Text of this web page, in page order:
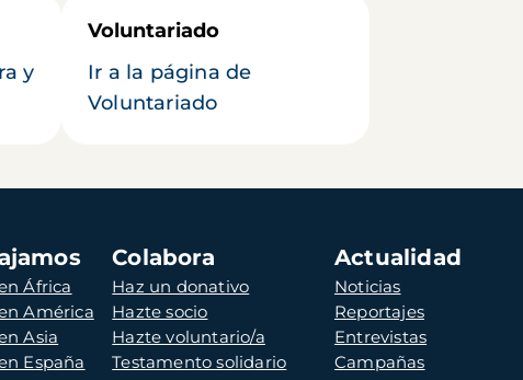
y
Voluntariado
Ir a la página de
Voluntariado
África
América
Asia
España
Colabora
Haz un donativo
Hazte socio
Hazte voluntario/a
Testamento solidario
Actualidad
Noticias
Reportajes
Entrevistas
Campañas